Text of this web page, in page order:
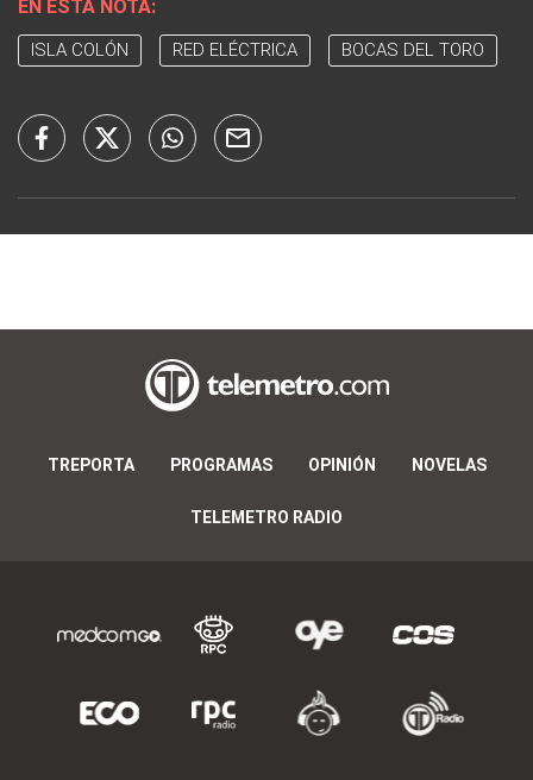
EN ESTA NOTA:
ISLA COLÓN RED ELÉCTRICA BOCAS DEL TORO
TREPORTA PROGRAMAS OPINIÓN NOVELAS
TELEMETRO RADIO